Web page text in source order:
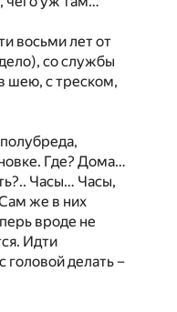
восьми лет от
со службы
шею, с треском,
Где? Дома…
Часы… Часы,
же в них
вроде не
Идти
головой делать –